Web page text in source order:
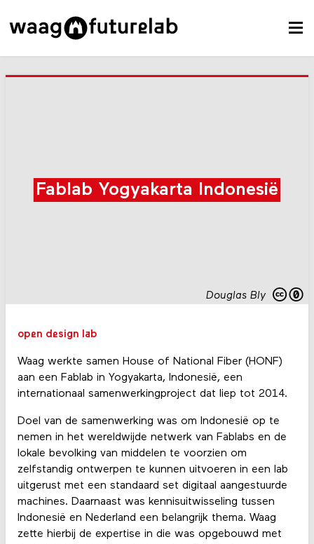
Douglas Bly
Fablab Yogyakarta Indonesië
open design lab
Waag werkte samen House of National Fiber (HONF)
aan een Fablab in Yogyakarta, Indonesië, een
internationaal samenwerkingproject dat liep tot 2014.
Doel van de samenwerking was om Indonesië op te
nemen in het wereldwijde netwerk van Fablabs en de
lokale bevolking van middelen te voorzien om
zelfstandig ontwerpen te kunnen uitvoeren in een lab
uitgerust met een standaard set digitaal aangestuurde
machines. Daarnaast was kennisuitwisseling tussen
Indonesië en Nederland een belangrijk thema. Waag
zette hierbij de expertise in die was opgebouwd met